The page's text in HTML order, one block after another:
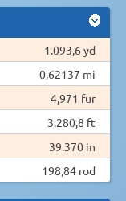
1.093,6 yd
0,62137 mi
4,971 fur
3.280,8 ft
39.370 in
198,84 rod